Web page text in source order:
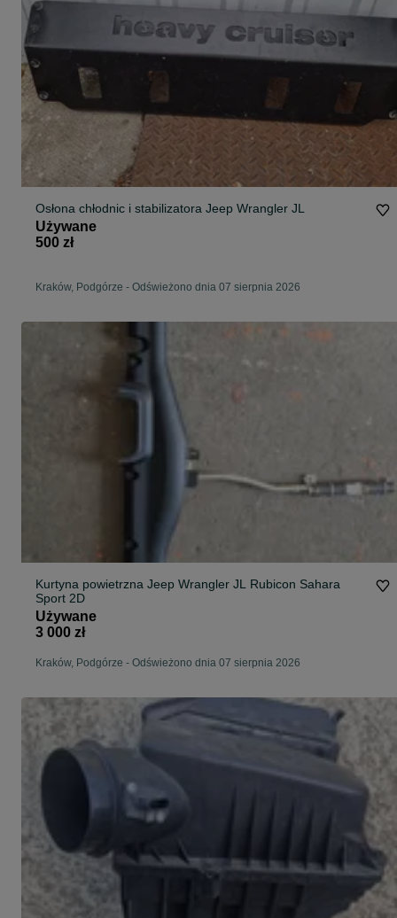
Osłona chłodnic i stabilizatora Jeep Wrangler JL
Używane
500 zł
Kraków, Podgórze - Odświeżono dnia 07 sierpnia 2026
Kurtyna powietrzna Jeep Wrangler JL Rubicon Sahara
Sport 2D
Używane
3 000 zł
Kraków, Podgórze - Odświeżono dnia 07 sierpnia 2026